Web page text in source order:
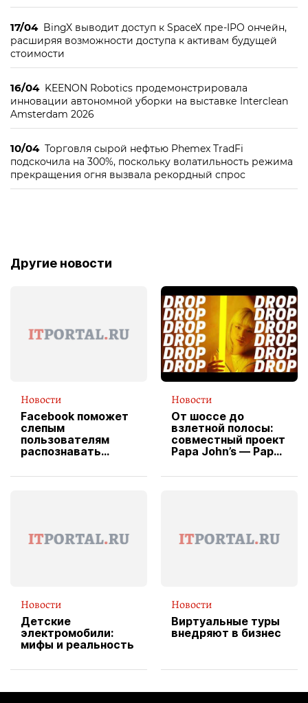
17/04 BingX выводит доступ к SpaceX пре-IPO ончейн,
расширяя возможности доступа к активам будущей
стоимости
16/04 KEENON Robotics продемонстрировала
инновации автономной уборки на выставке Interclean
Amsterdam 2026
10/04 Торговля сырой нефтью Phemex TradFi
подскочила на 300%, поскольку волатильность режима
прекращения огня вызвала рекордный спрос
Другие новости
Новости
Facebook поможет
слепым
пользователям
распознавать
Новости
От шоссе до
взлетной полосы:
совместный проект
Papa John’s — Papa
вводит
Новости
Детские
электромобили:
мифы и реальность
Новости
Виртуальные туры
внедряют в бизнес